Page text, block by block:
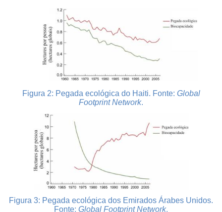
Figura 2: Pegada ecológica do Haiti. Fonte: Global
Footprint Network.
Figura 3: Pegada ecológica dos Emirados Árabes Unidos.
Fonte: Global Footprint Network.